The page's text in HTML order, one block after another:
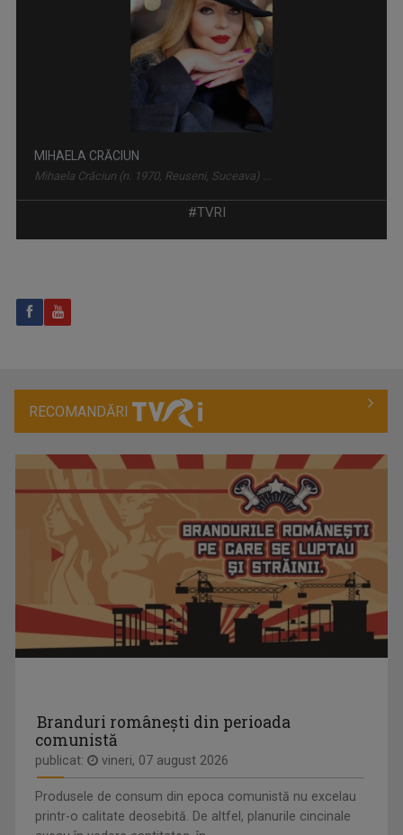
LUMEA ŞI NOIUna dintre cele mai longevive producţii ale ...
A DOUA EMIGRARE
Povești spectaculoase ale românilor care s-au ...
ANA MARIA GHIUR
BOGDAN STĂNESCU
În 2022, Bogdan Stănescu a fost gazda ...
Măriuca Mihăilescu este jurnalist la ...
#TVRI
RECOMANDĂRI
Branduri românești din perioada
comunistă
publicat: vineri, 07 august 2026
Produsele de consum din epoca comunistă nu excelau
printr-o calitate deosebită. De altfel, planurile cincinale